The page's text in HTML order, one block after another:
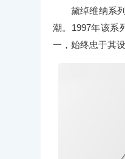
黛绰维纳系
潮。1997年该系
一，始终忠于其设